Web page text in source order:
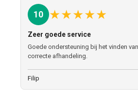
10 ★★★★★
Zeer goede service
Goede ondersteuning bij het vinden
correcte afhandeling.
Filip